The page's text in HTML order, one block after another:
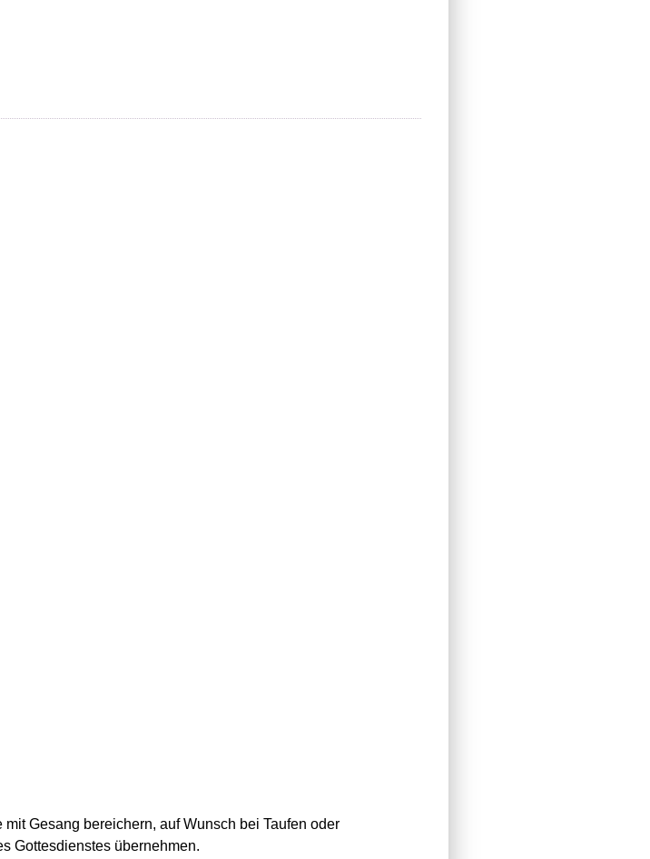
Gesang bereichern, auf Wunsch bei Taufen oder
Gottesdienstes übernehmen.